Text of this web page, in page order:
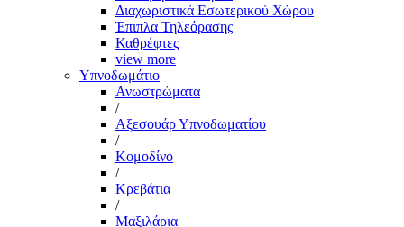
Διαχωριστικά Εσωτερικού Χώρου
Έπιπλα Τηλεόρασης
Καθρέφτες
view more
Υπνοδωμάτιο
Ανωστρώματα
/
Αξεσουάρ Υπνοδωματίου
/
Κομοδίνο
/
Κρεβάτια
/
Μαξιλάρια